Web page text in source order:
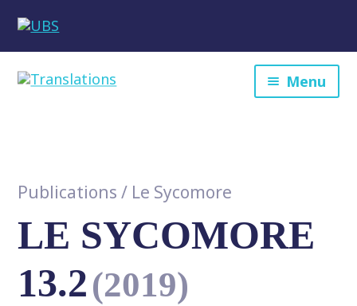
Menu
Publications/ Le Sycomore
LE SYCOMORE
13.2(2019)